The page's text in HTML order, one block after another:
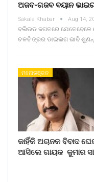
ଅଜବ-ଗଜବ ବୟାନ
Sakala Khabar Aug 14,
ବଲିଉଡ ଜଗତରେ ଯେତେବେଳେ
ଚଳଚିତ୍ରର ଡାଇଲଗ ଭାବି
ମନୋରଞ୍ଜନ
କାହିଁକି ଅଚାନକ ବିବାଦ
ଆସିଲେ ଗାୟକ କୁମାର